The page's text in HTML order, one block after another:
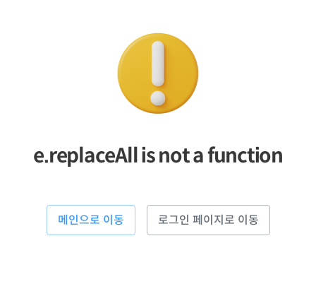
e.replaceAll is not a function
메인으로 이동 로그인 페이지로 이동